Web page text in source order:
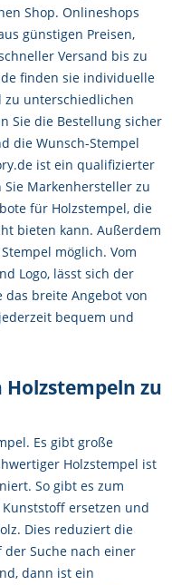
Shop. Onlineshops
günstigen Preisen,
Versand bis zu
finden sie individuelle
zu unterschiedlichen
Sie die Bestellung sicher
die Wunsch-Stempel
ist ein qualifizierter
Markenhersteller zu
für Holzstempel, die
bieten kann. Außerdem
möglich. Vom
Logo, lässt sich der
das breite Angebot von
bequem und
Holzstempeln zu
Es gibt große
Holzstempel ist
So gibt es zum
ersetzen und
Dies reduziert die
Suche nach einer
dann ist ein